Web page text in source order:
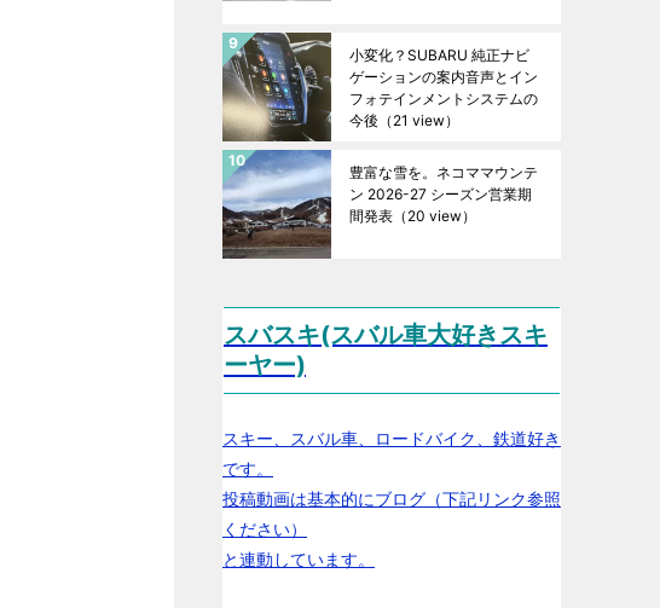
小変化？SUBARU 純正ナビ
ゲーションの案内音声とイン
フォテインメントシステムの
今後 （21 view）
豊富な雪を。ネコママウンテ
ン 2026-27 シーズン営業期
間発表 （20 view）
スバスキ(スバル車大好きスキ
ーヤー)
スキー、スバル車、ロードバイク、鉄道好き
です。
投稿動画は基本的にブログ（下記リンク参照
ください）
と連動しています。